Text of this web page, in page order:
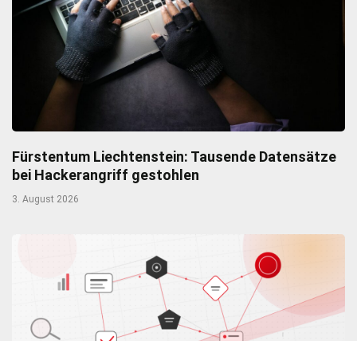
Fürstentum Liechtenstein: Tausende Datensätze
bei Hackerangriff gestohlen
3. August 2026